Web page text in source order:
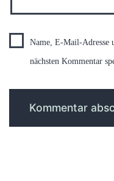
Name, E-Mail-Adresse
nächsten Kommentar